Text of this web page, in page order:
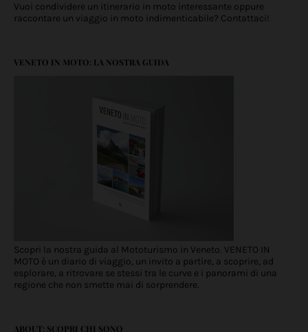
Vuoi condividere un itinerario in moto interessante oppure
raccontare un viaggio in moto indimenticabile? Contattaci!
VENETO IN MOTO: LA NOSTRA GUIDA
Scopri la nostra guida al Mototurismo in Veneto. VENETO IN
MOTO è un diario di viaggio, un invito a partire, a scoprire, ad
esplorare, a ritrovare se stessi tra le curve e i panorami di una
regione che non smette mai di sorprendere.
ABOUT: SCOPRI CHI SONO